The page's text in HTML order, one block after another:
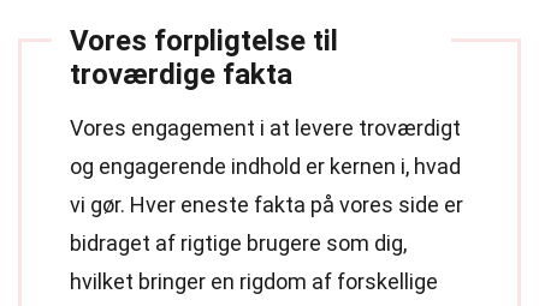
Vores forpligtelse til
troværdige fakta
Vores engagement i at levere troværdigt
og engagerende indhold er kernen i, hvad
vi gør. Hver eneste fakta på vores side er
bidraget af rigtige brugere som dig,
hvilket bringer en rigdom af forskellige